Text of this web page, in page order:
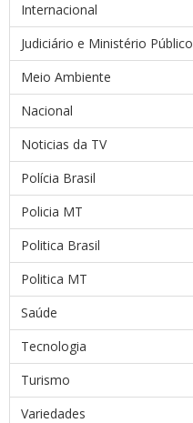
Internacional
Judiciário e Ministério Público
Meio Ambiente
Nacional
Noticias da TV
Polícia Brasil
Policia MT
Politica Brasil
Politica MT
Saúde
Tecnologia
Turismo
Variedades